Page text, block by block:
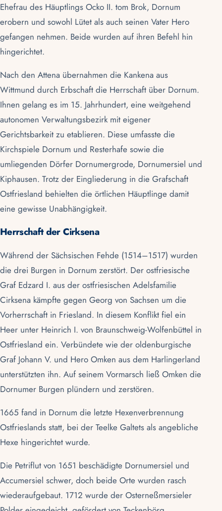
Ehefrau des Häuptlings Ocko II. tom Brok, Dornum
erobern und sowohl Lütet als auch seinen Vater Hero
gefangen nehmen. Beide wurden auf ihren Befehl hin
hingerichtet.
Nach den Attena übernahmen die Kankena aus
Wittmund durch Erbschaft die Herrschaft über Dornum.
Ihnen gelang es im 15. Jahrhundert, eine weitgehend
autonomen Verwaltungsbezirk mit eigener
Gerichtsbarkeit zu etablieren. Diese umfasste die
Kirchspiele Dornum und Resterhafe sowie die
umliegenden Dörfer Dornumergrode, Dornumersiel und
Kiphausen. Trotz der Eingliederung in die Grafschaft
Ostfriesland behielten die örtlichen Häuptlinge damit
eine gewisse Unabhängigkeit.
Herrschaft der Cirksena
Während der Sächsischen Fehde (1514–1517) wurden
die drei Burgen in Dornum zerstört. Der ostfriesische
Graf Edzard I. aus der ostfriesischen Adelsfamilie
Cirksena kämpfte gegen Georg von Sachsen um die
Vorherrschaft in Friesland. In diesem Konflikt fiel ein
Heer unter Heinrich I. von Braunschweig-Wolfenbüttel in
Ostfriesland ein. Verbündete wie der oldenburgische
Graf Johann V. und Hero Omken aus dem Harlingerland
unterstützten ihn. Auf seinem Vormarsch ließ Omken die
Dornumer Burgen plündern und zerstören.
1665 fand in Dornum die letzte Hexenverbrennung
Ostfrieslands statt, bei der Teelke Galtets als angebliche
Hexe hingerichtet wurde.
Die Petriflut von 1651 beschädigte Dornumersiel und
Accumersiel schwer, doch beide Orte wurden rasch
wiederaufgebaut. 1712 wurde der Osterneßmersieler